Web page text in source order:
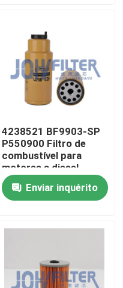
4238521 BF9903-SP
P550900 Filtro de
combustível para
motores a diesel
Enviar inquérito